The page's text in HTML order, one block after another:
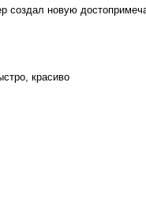
создал новую
красиво